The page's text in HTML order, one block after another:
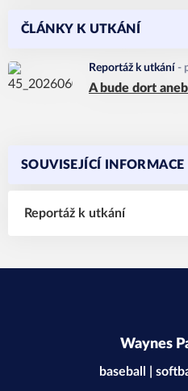
ČLÁNKY K UTKÁNÍ
Reportáž k utkání -
A bude dort
SOUVISEJÍCÍ INFORMACE
Reportáž k utkání
Waynes
baseball |